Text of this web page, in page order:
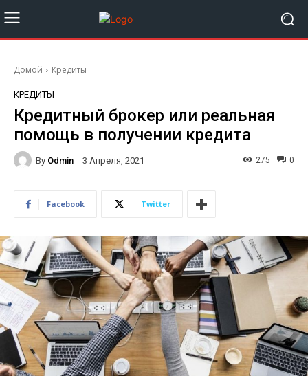
Домой Кредиты
КРЕДИТЫ
Кредитный брокер или реальная
помощь в получении кредита
By Odmin 3 Апреля, 2021 0
275
Facebook Twitter